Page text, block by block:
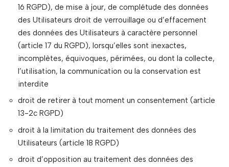
16 RGPD), de mise à jour, de complétude des données
des Utilisateurs droit de verrouillage ou d’effacement
des données des Utilisateurs à caractère personnel
(article 17 du RGPD), lorsqu’elles sont inexactes,
incomplètes, équivoques, périmées, ou dont la collecte,
l’utilisation, la communication ou la conservation est
interdite
droit de retirer à tout moment un consentement (article
13-2c RGPD)
droit à la limitation du traitement des données des
Utilisateurs (article 18 RGPD)
droit d’opposition au traitement des données des